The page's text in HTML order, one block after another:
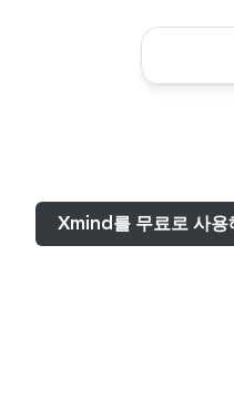
Xmind를 무료로 사용